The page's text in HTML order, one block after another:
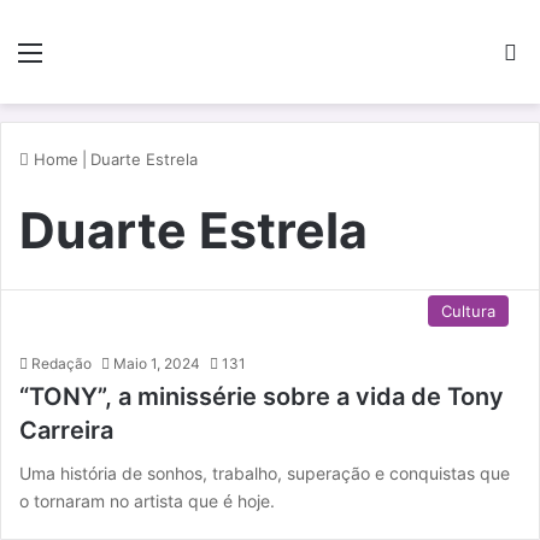
Home Duarte Estrela
Duarte Estrela
Cultura
Redação Maio 1, 2024 131
“TONY”, a minissérie sobre a vida de Tony
Carreira
Uma história de sonhos, trabalho, superação e conquistas que
o tornaram no artista que é hoje.